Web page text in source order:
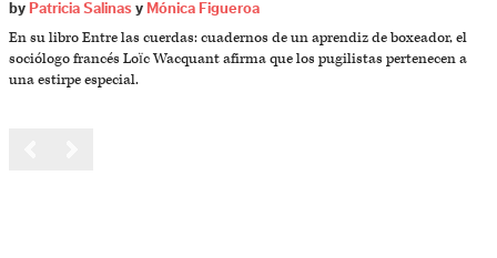
by Patricia Salinas y Mónica Figueroa
En su libro Entre las cuerdas: cuadernos de un aprendiz de boxeador, el
sociólogo francés Loïc Wacquant afirma que los pugilistas pertenecen a
una estirpe especial.